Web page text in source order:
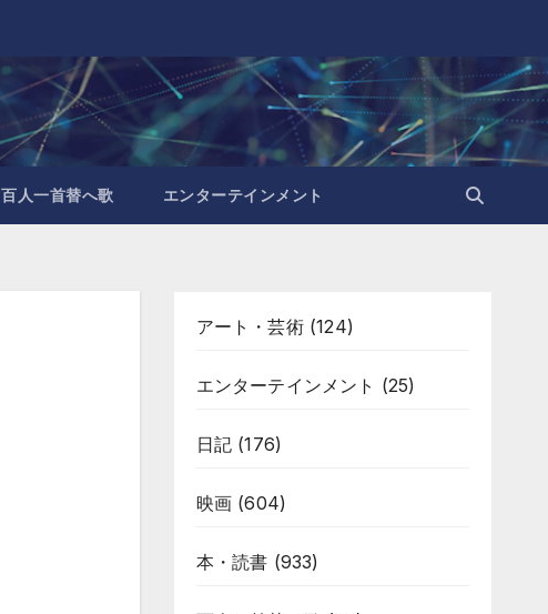
百人一首替へ歌 エンターテインメント
アート・芸術(124)
エンターテインメント (25)
日記(176)
映画(604)
本・読書 (933)